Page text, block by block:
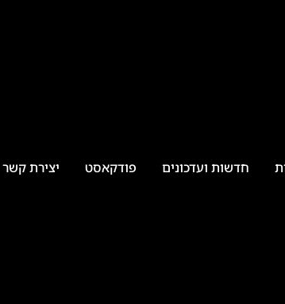
חדשות ועדכונים פודקאסט יצירת קשר